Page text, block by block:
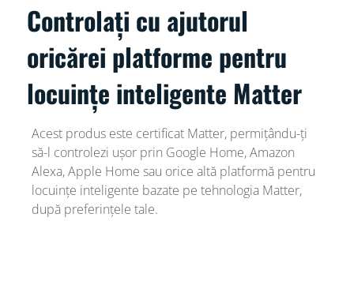
Controlați cu ajutorul
oricărei platforme pentru
locuințe inteligente Matter
Acest produs este certificat Matter, permițându-ți
să-l controlezi ușor prin Google Home, Amazon
Alexa, Apple Home sau orice altă platformă pentru
locuințe inteligente bazate pe tehnologia Matter,
după preferințele tale.